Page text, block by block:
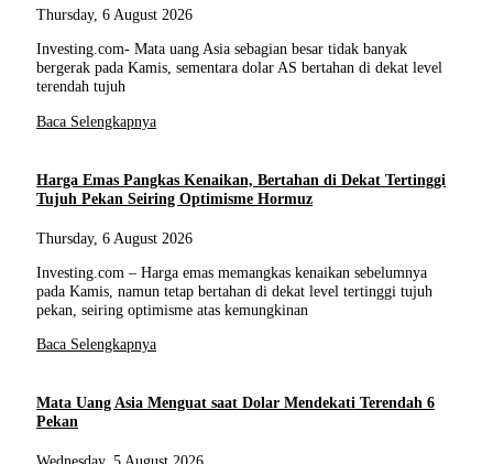
Thursday, 6 August 2026
Investing.com- Mata uang Asia sebagian besar tidak banyak
bergerak pada Kamis, sementara dolar AS bertahan di dekat level
terendah tujuh
Baca Selengkapnya
Harga Emas Pangkas Kenaikan, Bertahan di Dekat Tertinggi
Tujuh Pekan Seiring Optimisme Hormuz
Thursday, 6 August 2026
Investing.com – Harga emas memangkas kenaikan sebelumnya
pada Kamis, namun tetap bertahan di dekat level tertinggi tujuh
pekan, seiring optimisme atas kemungkinan
Baca Selengkapnya
Mata Uang Asia Menguat saat Dolar Mendekati Terendah 6
Pekan